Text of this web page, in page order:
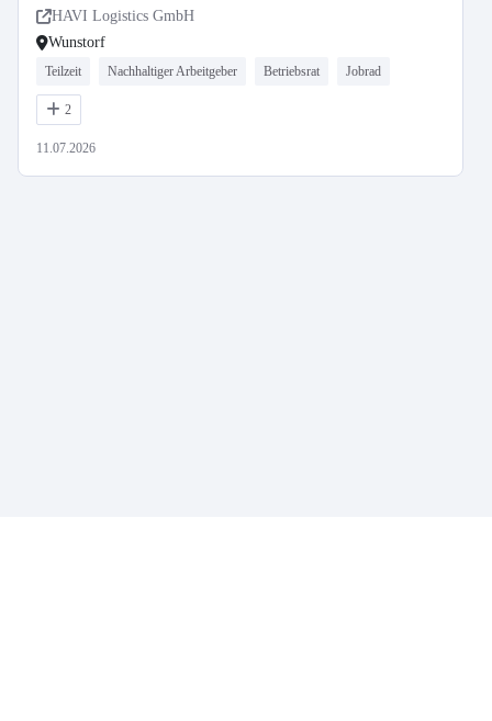
HAVI Logistics GmbH
Wunstorf
Teilzeit Nachhaltiger Arbeitgeber Betriebsrat Jobrad
2
11.07.2026